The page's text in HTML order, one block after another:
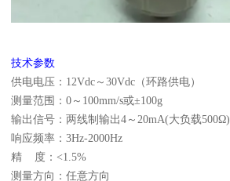
技术参数
供电电压：12Vdc～30Vdc（环路供电）
测量范围：0～100mm/s或±100g
输出信号：两线制输出4～20mA(大负载500Ω)
响应频率：3Hz-2000Hz
精 度：<1.5%
测量方向：任意方向